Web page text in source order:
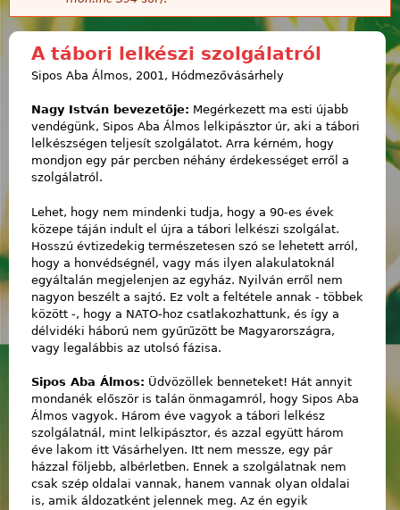
A tábori lelkészi szolgálatról
Sipos Aba Álmos, 2001, Hódmezővásárhely
Nagy István bevezetője: Megérkezett ma esti újabb
vendégünk, Sipos Aba Álmos lelkipásztor úr, aki a tábori
lelkészségen teljesít szolgálatot. Arra kérném, hogy
mondjon egy pár percben néhány érdekességet erről a
szolgálatról.
Lehet, hogy nem mindenki tudja, hogy a 90-es évek
közepe táján indult el újra a tábori lelkészi szolgálat.
Hosszú évtizedekig természetesen szó se lehetett arról,
hogy a honvédségnél, vagy más ilyen alakulatoknál
egyáltalán megjelenjen az egyház. Nyilván erről nem
nagyon beszélt a sajtó. Ez volt a feltétele annak - többek
között -, hogy a NATO-hoz csatlakozhattunk, és így a
délvidéki háború nem gyűrűzött be Magyarországra,
vagy legalábbis az utolsó fázisa.
Sipos Aba Álmos: Üdvözöllek benneteket! Hát annyit
mondanék először is talán önmagamról, hogy Sipos Aba
Álmos vagyok. Három éve vagyok a tábori lelkész
szolgálatnál, mint lelkipásztor, és azzal együtt három
éve lakom itt Vásárhelyen. Itt nem messze, egy pár
házzal följebb, albérletben. Ennek a szolgálatnak nem
csak szép oldalai vannak, hanem vannak olyan oldalai
is, amik áldozatként jelennek meg. Az én egyik